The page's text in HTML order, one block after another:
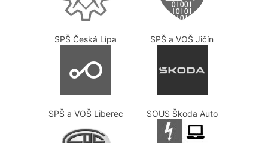
SPŠ Česká Lípa SPŠ a VOŠ Jičín
SPŠ a VOŠ Liberec SOUS Škoda Auto